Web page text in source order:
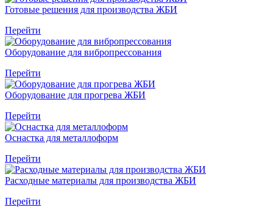
Готовые решения для производства ЖБИ
Перейти
Оборудование для вибропрессования
Перейти
Оборудование для прогрева ЖБИ
Перейти
Оснастка для металлоформ
Перейти
Расходные материалы для производства ЖБИ
Перейти